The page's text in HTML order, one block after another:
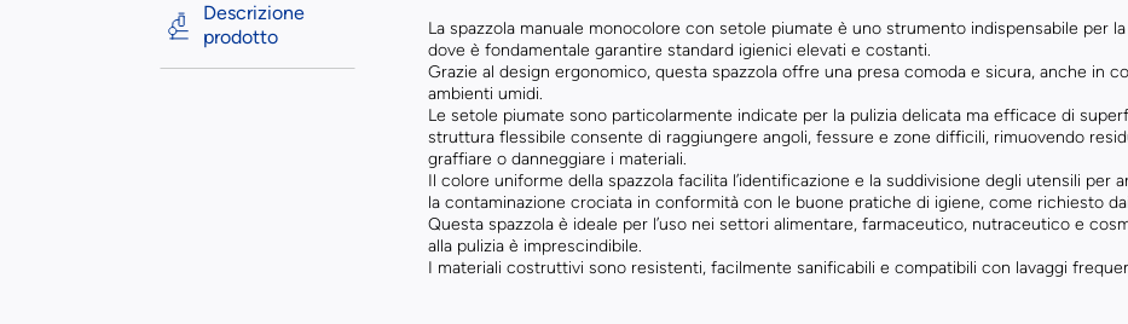
Descrizione
prodotto
La spazzola manuale monocolore con setole piumate è uno strumento indispensabile per
dove è fondamentale garantire standard igienici elevati e costanti.
Grazie al design ergonomico, questa spazzola offre una presa comoda e sicura, anche in
ambienti umidi.
Le setole piumate sono particolarmente indicate per la pulizia delicata ma efficace di
struttura flessibile consente di raggiungere angoli, fessure e zone difficili, rimuovendo
graffiare o danneggiare i materiali.
Il colore uniforme della spazzola facilita l’identificazione e la suddivisione degli utensili per
la contaminazione crociata in conformità con le buone pratiche di igiene, come richiesto
Questa spazzola è ideale per l’uso nei settori alimentare, farmaceutico, nutraceutico e
alla pulizia è imprescindibile.
I materiali costruttivi sono resistenti, facilmente sanificabili e compatibili con lavaggi